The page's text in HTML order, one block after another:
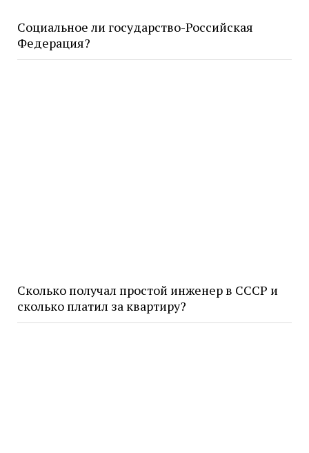
Социальное ли государство-Российская
Федерация?
Сколько получал простой инженер в СССР и
сколько платил за квартиру?